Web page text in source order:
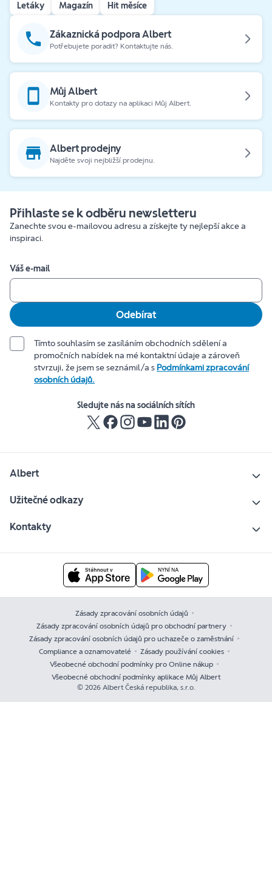
Letáky Magazín Hit měsíce
Zákaznická podpora Albert
Potřebujete poradit? Kontaktujte nás.
Můj Albert
Kontakty pro dotazy na aplikaci Můj Albert.
Albert prodejny
Najděte svoji nejbližší prodejnu.
Přihlaste se k odběru newsletteru
Zanechte svou e-mailovou adresu a získejte ty nejlepší akce a
inspiraci.
Váš e-mail
Odebírat
Tímto souhlasím se zasíláním obchodních sdělení a
promočních nabídek na mé kontaktní údaje a zároveň
stvrzuji, že jsem se seznámil/a s Podmínkami zpracování
osobních údajů.
Sledujte nás na sociálních sítích
Albert
Užitečné odkazy
Kontakty
Zásady zpracování osobních údajů
Zásady zpracování osobních údajů pro obchodní partnery
Zásady zpracování osobních údajů pro uchazeče o zaměstnání
Compliance a oznamovatelé
Zásady používání cookies
Všeobecné obchodní podmínky pro Online nákup
Všeobecné obchodní podmínky aplikace Můj Albert
© 2026 Albert Česká republika, s.r.o.